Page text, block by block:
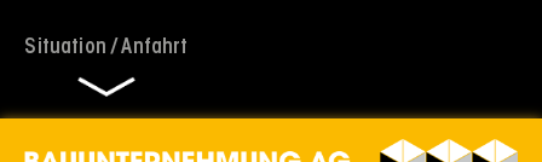
Situation / Anfahrt